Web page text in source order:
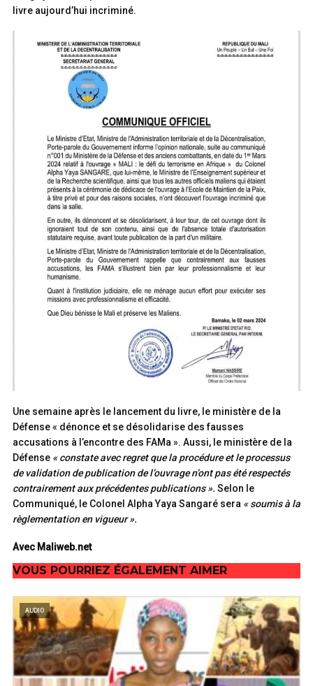
livre aujourd’hui incriminé.
Une semaine après le lancement du livre, le ministère de la
Défense « dénonce et se désolidarise des fausses
accusations à l’encontre des FAMa ». Aussi, le ministère de la
Défense « constate avec regret que la procédure et le processus
de validation de publication de l’ouvrage n’ont pas été respectés
contrairement aux précédentes publications ». Selon le
Communiqué, le Colonel Alpha Yaya Sangaré sera « soumis à la
règlementation en vigueur ».
Avec Maliweb.net
VOUS POURRIEZ ÉGALEMENT AIMER
AUDIO